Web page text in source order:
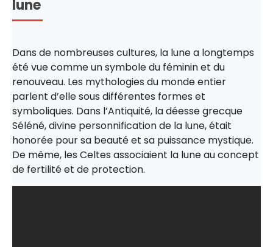
lune
Dans de nombreuses cultures, la lune a longtemps
été vue comme un symbole du féminin et du
renouveau. Les mythologies du monde entier
parlent d’elle sous différentes formes et
symboliques. Dans l’Antiquité, la déesse grecque
Séléné, divine personnification de la lune, était
honorée pour sa beauté et sa puissance mystique.
De même, les Celtes associaient la lune au concept
de fertilité et de protection.